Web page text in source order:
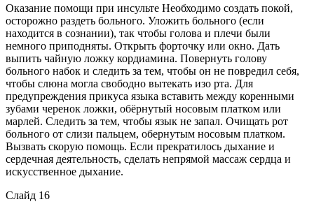
Оказание помощи при инсульте Необходимо создать покой,
осторожно раздеть больного. Уложить больного (если
находится в сознании), так чтобы голова и плечи были
немного приподняты. Открыть форточку или окно. Дать
выпить чайную ложку кордиамина. Повернуть голову
больного набок и следить за тем, чтобы он не повредил себя,
чтобы слюна могла свободно вытекать изо рта. Для
предупреждения прикуса языка вставить между коренными
зубами черенок ложки, обёрнутый носовым платком или
марлей. Следить за тем, чтобы язык не запал. Очищать рот
больного от слизи пальцем, обернутым носовым платком.
Вызвать скорую помощь. Если прекратилось дыхание и
сердечная деятельность, сделать непрямой массаж сердца и
искусственное дыхание.
Слайд 16